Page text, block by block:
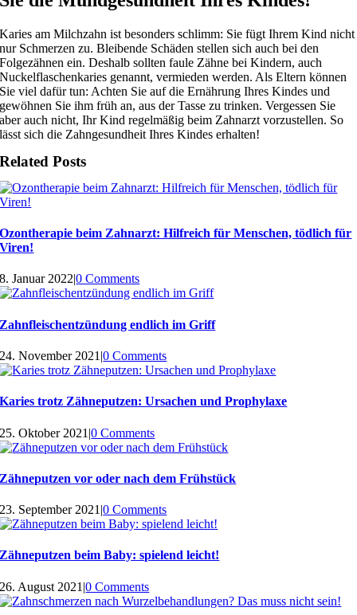
Karies am Milchzahn ist besonders schlimm: Sie fügt Ihrem Kind nicht
nur Schmerzen zu. Bleibende Schäden stellen sich auch bei den
Folgezähnen ein. Deshalb sollten faule Zähne bei Kindern, auch
Nuckelflaschenkaries genannt, vermieden werden. Als Eltern können
Sie viel dafür tun: Achten Sie auf die Ernährung Ihres Kindes und
gewöhnen Sie ihm früh an, aus der Tasse zu trinken. Vergessen Sie
aber auch nicht, Ihr Kind regelmäßig beim Zahnarzt vorzustellen. So
lässt sich die Zahngesundheit Ihres Kindes erhalten!
Related Posts
Ozontherapie beim Zahnarzt: Hilfreich für Menschen, tödlich für
Viren!
8. Januar 2022|0 Comments
Zahnfleischentzündung endlich im Griff
24. November 2021 |0 Comments
Karies trotz Zähneputzen: Ursachen und Prophylaxe
25. Oktober 2021 |0 Comments
Zähneputzen vor oder nach dem Frühstück
23. September 2021 |0 Comments
Zähneputzen beim Baby: spielend leicht!
26. August 2021 |0 Comments